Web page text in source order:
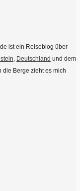
ist ein Reiseblog über
, Deutschland und dem
die Berge zieht es mich